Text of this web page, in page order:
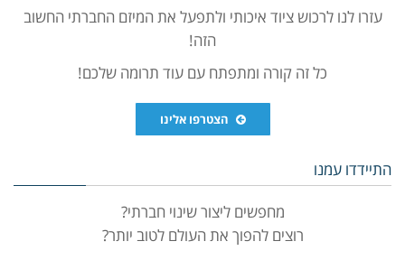
עזרו לנו לרכוש ציוד איכותי ולתפעל את המיזם החברתי החשוב
הזה!
כל זה קורה ומתפתח עם עוד תרומה שלכם!
הצטרפו אלינו
התיידדו עמנו
מחפשים ליצור שינוי חברתי?
רוצים להפוך את העולם לטוב יותר?